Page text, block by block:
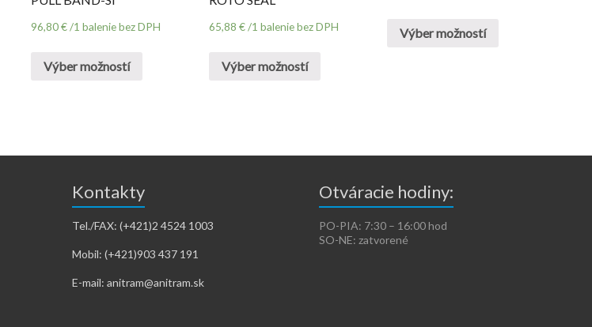
96,80€ /1 balenie bez DPH
Výber možností
65,88 €/1 balenie bez DPH
Výber možností
Výber možností
Kontakty
Tel./FAX: (+421)2 4524 1003
Mobil: (+421)903 437 191
E-mail: anitram@anitram.sk
Otváracie hodiny:
PO-PIA: 7:30 – 16:00 hod
SO-NE: zatvorené